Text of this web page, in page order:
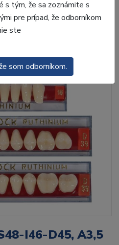
I46-D45, A3,5
s tým, že sa zoznámite s
pre prípad, že odborníkom
ste
som odborníkom.